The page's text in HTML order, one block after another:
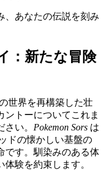
、あなたの伝説を刻み
：新たな冒険
の世界を再構築した壮
ントーについてこれま
い。 Pokemon Sors は
ドの懐かしい基盤の
です。馴染みのある体
験を約束します。